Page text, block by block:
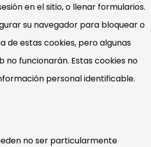
en el sitio, o llenar formularios.
su navegador para bloquear o
de estas cookies, pero algunas
no funcionarán. Estas cookies no
personal identificable.
no ser particularmente